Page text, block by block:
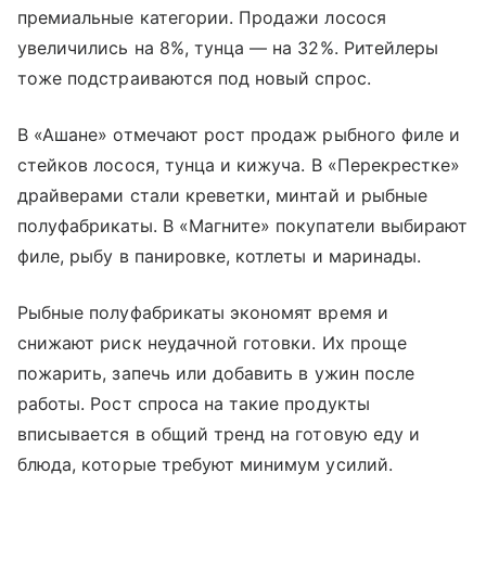
премиальные категории. Продажи лосося
увеличились на 8%, тунца — на 32%. Ритейлеры
тоже подстраиваются под новый спрос.
В «Ашане» отмечают рост продаж рыбного филе и
стейков лосося, тунца и кижуча. В «Перекрестке»
драйверами стали креветки, минтай и рыбные
полуфабрикаты. В «Магните» покупатели выбирают
филе, рыбу в панировке, котлеты и маринады.
Рыбные полуфабрикаты экономят время и
снижают риск неудачной готовки. Их проще
пожарить, запечь или добавить в ужин после
работы. Рост спроса на такие продукты
вписывается в общий тренд на готовую еду и
блюда, которые требуют минимум усилий.